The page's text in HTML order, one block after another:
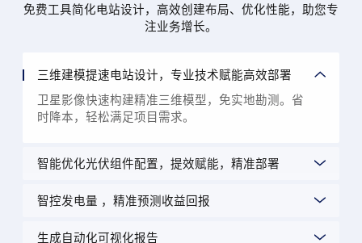
免费工具简化电站设计，高效创建布局、优化性能，助您专
注业务增长。
三维建模提速电站设计，专业技术赋能高效部署
卫星影像快速构建精准三维模型，免实地勘测。省
时降本，轻松满足项目需求。
智能优化光伏组件配置，提效赋能，精准部署
智控发电量 ，精准预测收益回报
生成自动化可视化报告